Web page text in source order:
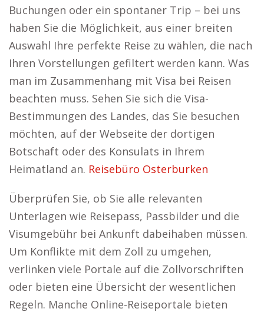
Buchungen oder ein spontaner Trip – bei uns
haben Sie die Möglichkeit, aus einer breiten
Auswahl Ihre perfekte Reise zu wählen, die nach
Ihren Vorstellungen gefiltert werden kann. Was
man im Zusammenhang mit Visa bei Reisen
beachten muss. Sehen Sie sich die Visa-
Bestimmungen des Landes, das Sie besuchen
möchten, auf der Webseite der dortigen
Botschaft oder des Konsulats in Ihrem
Heimatland an. Reisebüro Osterburken
Überprüfen Sie, ob Sie alle relevanten
Unterlagen wie Reisepass, Passbilder und die
Visumgebühr bei Ankunft dabeihaben müssen.
Um Konflikte mit dem Zoll zu umgehen,
verlinken viele Portale auf die Zollvorschriften
oder bieten eine Übersicht der wesentlichen
Regeln. Manche Online-Reiseportale bieten